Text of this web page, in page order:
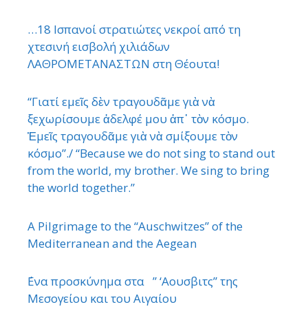
…18 Ισπανοί στρατιώτες νεκροί από τη
χτεσινή εισβολή χιλιάδων
ΛΑΘΡΟΜΕΤΑΝΑΣΤΩΝ στη Θέουτα!
“Γιατί εμεῖς δὲν τραγουδᾶμε γιὰ νὰ
ξεχωρίσουμε ἀδελφέ μου ἀπ᾿ τὸν κόσμο.
Ἐμεῖς τραγουδᾶμε γιὰ νὰ σμίξουμε τὸν
κόσμο”./ “Because we do not sing to stand out
from the world, my brother. We sing to bring
the world together.”
A Pilgrimage to the “Auschwitzes” of the
Mediterranean and the Aegean
΄Ενα προσκύνημα στα ” ‘Αουσβιτς” της
Μεσογείου και του Αιγαίου